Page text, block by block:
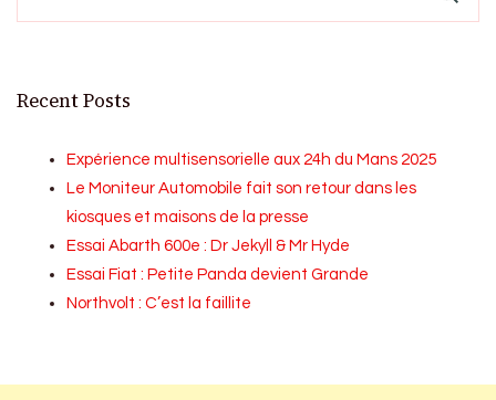
Recent Posts
Expérience multisensorielle aux 24h du Mans 2025
Le Moniteur Automobile fait son retour dans les
kiosques et maisons de la presse
Essai Abarth 600e : Dr Jekyll & Mr Hyde
Essai Fiat : Petite Panda devient Grande
Northvolt : C’est la faillite